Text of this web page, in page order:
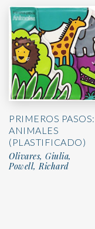
PRIMEROS PASOS:
ANIMALES
(PLASTIFICADO)
Olivares, Giulia,
Powell, Richard